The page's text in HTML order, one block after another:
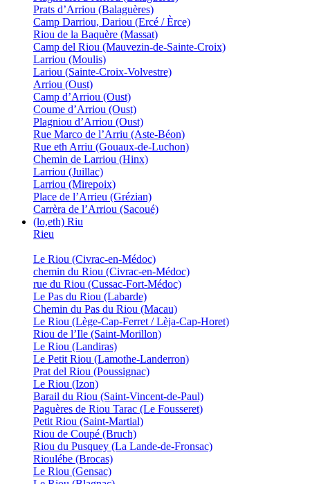
Prats d’Arriou (Balaguères)
Camp Darriou, Dariou (Ercé / Èrce)
Riou de la Baquère (Massat)
Camp del Riou (Mauvezin-de-Sainte-Croix)
Larriou (Moulis)
Lariou (Sainte-Croix-Volvestre)
Arriou (Oust)
Camp d’Arriou (Oust)
Coume d’Arriou (Oust)
Plagniou d’Arriou (Oust)
Rue Marco de l’Arriu (Aste-Béon)
Rue eth Arriu (Gouaux-de-Luchon)
Chemin de Larriou (Hinx)
Larriou (Juillac)
Larriou (Mirepoix)
Place de l’Arrieu (Grézian)
Carrèra de l’Arriou (Sacoué)
(lo,eth) Riu
Rieu
Le Riou (Civrac-en-Médoc)
chemin du Riou (Civrac-en-Médoc)
rue du Riou (Cussac-Fort-Médoc)
Le Pas du Riou (Labarde)
Chemin du Pas du Riou (Macau)
Le Riou (Lège-Cap-Ferret / Lèja-Cap-Horet)
Riou de l’Ile (Saint-Morillon)
Le Riou (Landiras)
Le Petit Riou (Lamothe-Landerron)
Prat del Riou (Poussignac)
Le Riou (Izon)
Barail du Riou (Saint-Vincent-de-Paul)
Paguères de Riou Tarac (Le Fousseret)
Petit Riou (Saint-Martial)
Riou de Coupé (Bruch)
Riou du Pusquey (La Lande-de-Fronsac)
Rioulébe (Brocas)
Le Riou (Gensac)